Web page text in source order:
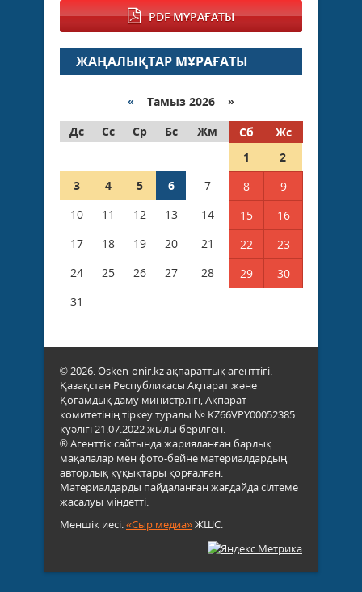
PDF МҰРАҒАТЫ
ЖАҢАЛЫҚТАР МҰРАҒАТЫ
« Тамыз 2026 »
Дс
Сс Ср Бс Жм Сб
Жс
1
2
3
4 5 6 7 8
9
10
11 12 13 14 15
16
17
18 19 20 21 22
23
24
25 26 27 28 29
30
31
© 2026. Osken-onir.kz ақпараттық агенттігі.
Қазақстан Республикасы Ақпарат және
Қоғамдық даму министрлігі, Ақпарат
комитетінің тіркеу туралы № KZ66VPY00052385
куәлігі 21.07.2022 жылы берілген.
® Агенттік сайтында жарияланған барлық
мақалалар мен фото-бейне материалдардың
авторлық құқықтары қорғалған.
Материалдарды пайдаланған жағдайда сілтеме
жасалуы міндетті.
Меншік иесі:«Сыр медиа»ЖШС.